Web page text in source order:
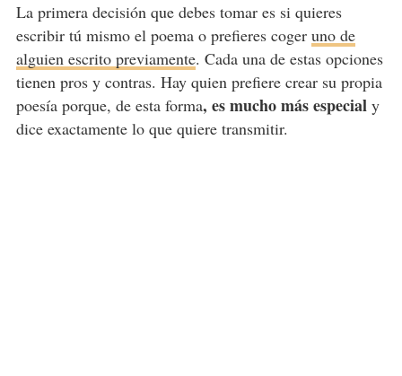
La primera decisión que debes tomar es si quieres
escribir tú mismo el poema o prefieres coger uno de
alguien escrito previamente. Cada una de estas opciones
tienen pros y contras. Hay quien prefiere crear su propia
poesía porque, de esta forma, es mucho más especialy
dice exactamente lo que quiere transmitir.